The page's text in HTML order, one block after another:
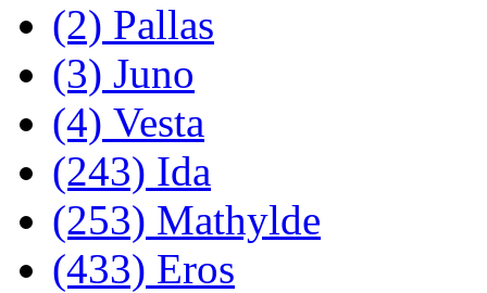
(2) Pallas
(3) Juno
(4) Vesta
(243) Ida
(253) Mathylde
(433) Eros